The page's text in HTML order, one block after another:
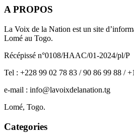
A PROPOS
La Voix de la Nation est un site
Lomé au Togo.
Récépissé n°0108/HAAC/01-2024/pl/P
Tel : +228 99 02 78 83 / 90 86 99 88 /
e-mail : info@lavoixdelanation.tg
Lomé, Togo.
Categories